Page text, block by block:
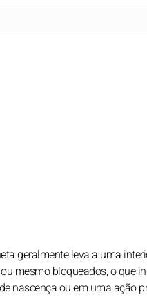
geralmente leva a uma
mesmo bloqueados, o que
nascença ou em uma ação